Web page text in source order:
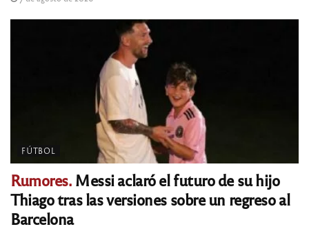
FÚTBOL
Rumores.Messi aclaró el futuro de su hijo
Thiago tras las versiones sobre un regreso al
Barcelona